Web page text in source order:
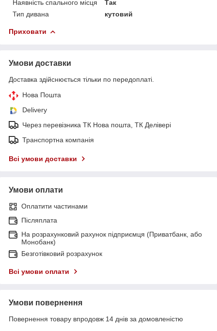
Наявність спального місця
Так
Тип дивана
кутовий
Приховати
Умови доставки
Доставка здійснюється тільки по передоплаті.
Нова Пошта
Delivery
Через перевізника ТК Нова пошта, ТК Делівері
Транспортна компанія
Всі умови доставки
Умови оплати
Оплатити частинами
Післяплата
На розрахунковий рахунок підприємця (Приватбанк, або
Монобанк)
Безготівковий розрахунок
Всі умови оплати
Умови повернення
Повернення товару впродовж 14 днів за домовленістю